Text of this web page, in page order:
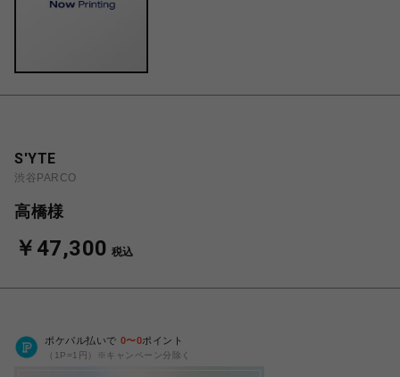
S'YTE
渋谷PARCO
高橋様
￥47,300 税込
ポケパル払いで 0〜0ポイント
（1P=1円）※キャンペーン分除く